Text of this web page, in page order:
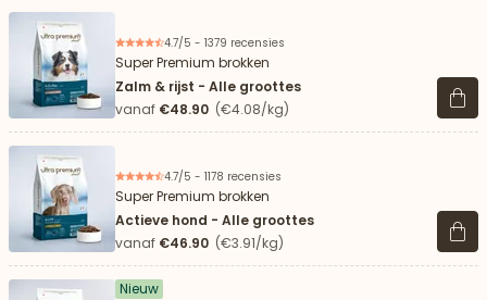
4.7/5 - 1379 recensies
Super Premium brokken
Zalm & rijst - Alle groottes
vanaf €48.90 (€4.08/kg)
4.7/5 - 1178 recensies
Super Premium brokken
Actieve hond - Alle groottes
vanaf €46.90 (€3.91/kg)
Nieuw